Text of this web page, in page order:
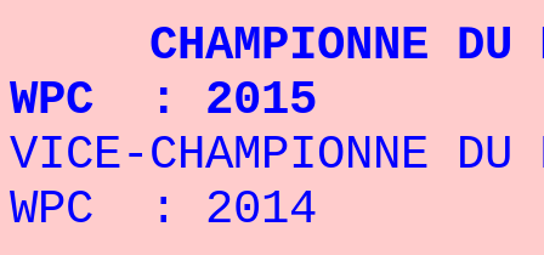
CHAMPIONNE DU
WPC : 2015
VICE-CHAMPIONNE
WPC : 2014